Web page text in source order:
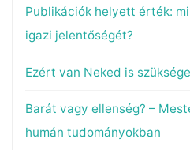
Publikációk helyett érték:
igazi jelentőségét?
Ezért van Neked is
Barát vagy ellenség? –
humán tudományokban